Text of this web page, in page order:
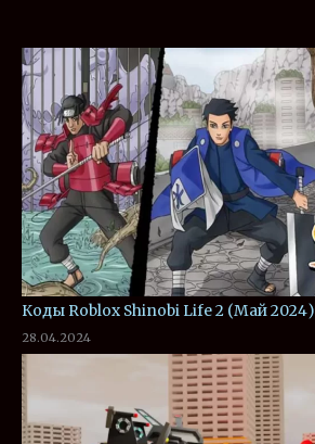
Коды Roblox Shinobi Life 2 (Май 2024)
28.04.2024